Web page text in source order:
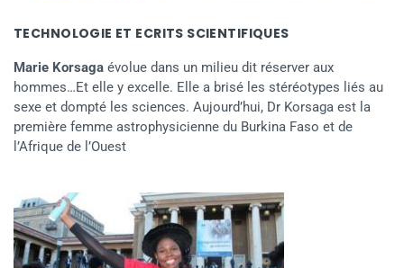
TECHNOLOGIE ET ECRITS SCIENTIFIQUES
Marie Korsaga évolue dans un milieu dit réserver aux
hommes…Et elle y excelle. Elle a brisé les stéréotypes liés au
sexe et dompté les sciences. Aujourd’hui, Dr Korsaga est la
première femme astrophysicienne du Burkina Faso et de
l’Afrique de l’Ouest